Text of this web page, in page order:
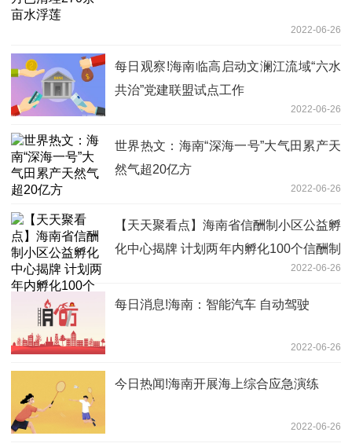
2022-06-26
每日观察!海南临高启动文澜江流域“六水
共治”党建联盟试点工作
2022-06-26
世界热文：海南“深海一号”大气田累产天
然气超20亿方
2022-06-26
【天天聚看点】海南省信酬制小区公益孵
化中心揭牌 计划两年内孵化100个信酬制
2022-06-26
每日消息!海南：智能汽车 自动驾驶
2022-06-26
今日热闻!海南开展海上综合应急演练
2022-06-26